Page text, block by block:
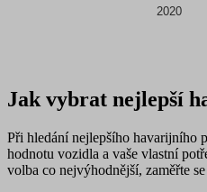
2020
Jak vybrat nejlepší
Při hledání nejlepšího havarijního
hodnotu vozidla a vaše vlastní
volba co nejvýhodnější, zaměřte